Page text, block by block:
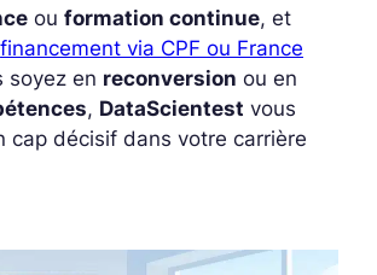
ou formation continue, et
financement via CPF ou France
soyez en reconversion ou en
, DataScientest vous
cap décisif dans votre carrière